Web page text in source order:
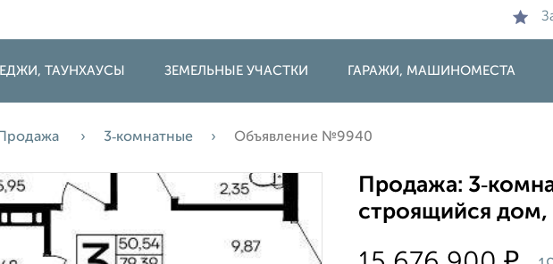
ТАУНХАУСЫ ЗЕМЕЛЬНЫЕ УЧАСТКИ ГАРАЖИ, МАШИНОМЕСТА
Продажа 3‑комнатные Объявление №9940
Продажа:
строящийся дом,